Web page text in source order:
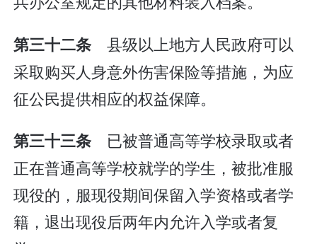
第三十二条 县级以上地方人民政府可以
采取购买人身意外伤害保险等措施，为应
征公民提供相应的权益保障。
第三十三条 已被普通高等学校录取或者
正在普通高等学校就学的学生，被批准服
现役的，服现役期间保留入学资格或者学
籍，退出现役后两年内允许入学或者复